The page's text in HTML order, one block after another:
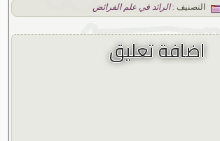
التصنيف :الرائد في علم الفرائض
اضافة تعليق